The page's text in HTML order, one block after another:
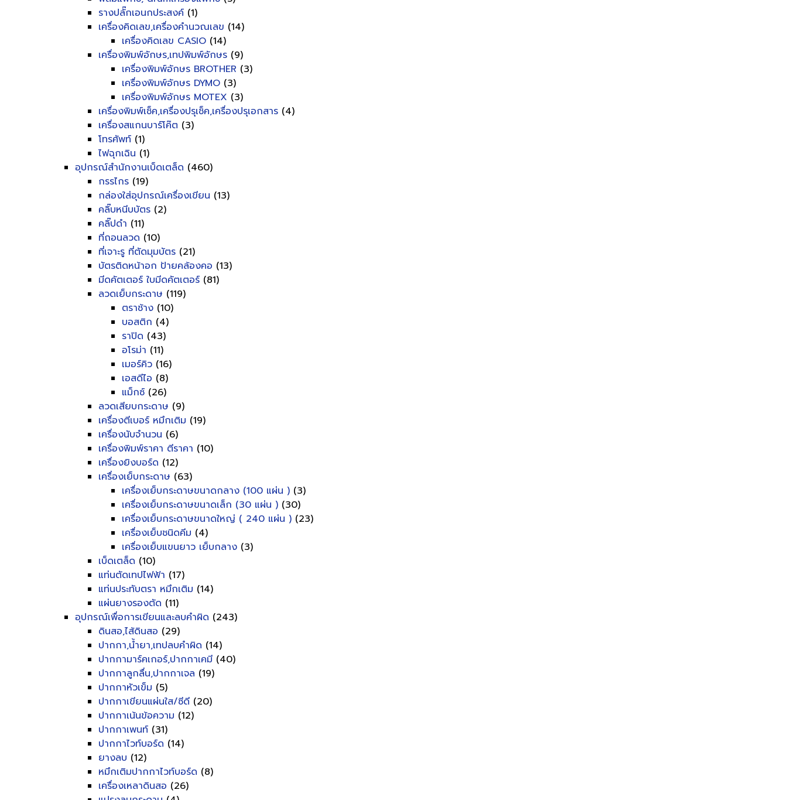
รางปลั๊กเอนกประสงค์ (1)
เครื่องคิดเลข,เครื่องคำนวณเลข (14)
เครื่องคิดเลข CASIO (14)
เครื่องพิมพ์อักษร,เทปพิมพ์อักษร (9)
เครื่องพิมพ์อักษร BROTHER (3)
เครื่องพิมพ์อักษร DYMO (3)
เครื่องพิมพ์อักษร MOTEX (3)
เครื่องพิมพ์เช็ค,เครื่องปรุเช็ค,เครื่องปรุเอกสาร (4)
เครื่องสแกนบาร์โค๊ต (3)
โทรศัพท์ (1)
ไฟฉุกเฉิน (1)
อุปกรณ์สำนักงานเบ็ดเตล็ด (460)
กรรไกร (19)
กล่องใส่อุปกรณ์เครื่องเขียน (13)
คลิ๊บหนีบบัตร (2)
คลิ๊ปดำ (11)
ที่ถอนลวด (10)
ที่เจาะรู ที่ตัดมุมบัตร (21)
บัตรติดหน้าอก ป้ายคล้องคอ (13)
มีดคัตเตอร์ ใบมีดคัตเตอร์ (81)
ลวดเย็บกระดาษ (119)
ตราช้าง (10)
บอสติก (4)
ราปิด (43)
อโรม่า (11)
เมอร์คิว (16)
เอสดีไอ (8)
แม็กซ์ (26)
ลวดเสียบกระดาษ (9)
เครื่องตีเบอร์ หมึกเติม (19)
เครื่องนับจำนวน (6)
เครื่องพิมพ์ราคา ตีราคา (10)
เครื่องยิงบอร์ด (12)
เครื่องเย็บกระดาษ (63)
เครื่องเย็บกระดาษขนาดกลาง (100 แผ่น ) (3)
เครื่องเย็บกระดาษขนาดเล็ก (30 แผ่น ) (30)
เครื่องเย็บกระดาษขนาดใหญ่ ( 240 แผ่น ) (23)
เครื่องเย็บชนิดคีม (4)
เครื่องเย็บแขนยาว เย็บกลาง (3)
เบ็ดเตล็ด (10)
แท่นตัดเทปไฟฟ้า (17)
แท่นประทับตรา หมึกเติม (14)
แผ่นยางรองตัด (11)
อุปกรณ์เพื่อการเขียนและลบคำผิด (243)
ดินสอ,ไส้ดินสอ (29)
ปากกา,น้ำยา,เทปลบคำผิด (14)
ปากกามาร์คเกอร์,ปากกาเคมี (40)
ปากกาลูกลื่น,ปากกาเจล (19)
ปากกาหัวเข็ม (5)
ปากกาเขียนแผ่นใส/ซีดี (20)
ปากกาเน้นข้อความ (12)
ปากกาเพนท์ (31)
ปากกาไวท์บอร์ด (14)
ยางลบ (12)
หมึกเติมปากกาไวท์บอร์ด (8)
เครื่องเหลาดินสอ (26)